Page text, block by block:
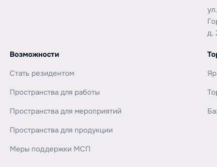
д.
Возможности
Стать резидентом
Пространства для работы
Пространства для мероприятий
Пространства для продукции
Меры поддержки МСП